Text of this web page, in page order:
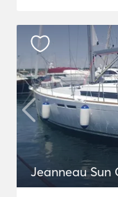
Jeanneau Sun